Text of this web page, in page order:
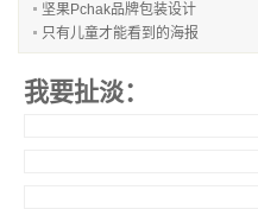
坚果Pchak品牌包装设计
只有儿童才能看到的海报
我要扯淡：